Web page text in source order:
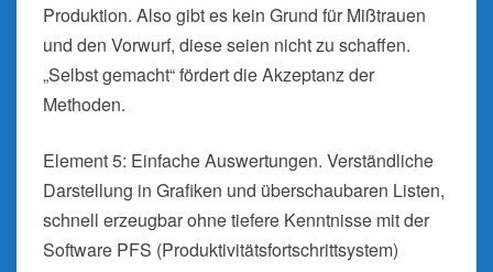
Produktion. Also gibt es kein Grund für Mißtrauen
und den Vorwurf, diese seien nicht zu schaffen.
„Selbst gemacht“ fördert die Akzeptanz der
Methoden.
Element 5: Einfache Auswertungen. Verständliche
Darstellung in Grafiken und überschaubaren Listen,
schnell erzeugbar ohne tiefere Kenntnisse mit der
Software PFS (Produktivitätsfortschrittsystem)